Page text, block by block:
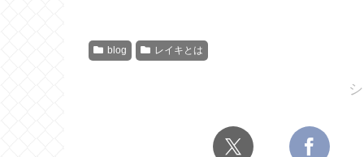
blog レイキとは